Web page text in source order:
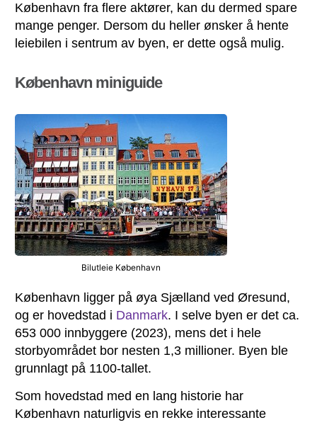
København fra flere aktører, kan du dermed spare
mange penger. Dersom du heller ønsker å hente
leiebilen i sentrum av byen, er dette også mulig.
København miniguide
Bilutleie København
København ligger på øya Sjælland ved Øresund,
og er hovedstad i Danmark. I selve byen er det ca.
653 000 innbyggere (2023), mens det i hele
storbyområdet bor nesten 1,3 millioner. Byen ble
grunnlagt på 1100-tallet.
Som hovedstad med en lang historie har
København naturligvis en rekke interessante